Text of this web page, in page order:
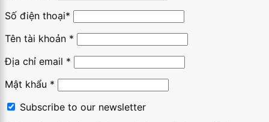
Số điện thoại*
Tên tài khoản *
Địa chỉ email *
Mật khẩu *
Subscribe to our newsletter